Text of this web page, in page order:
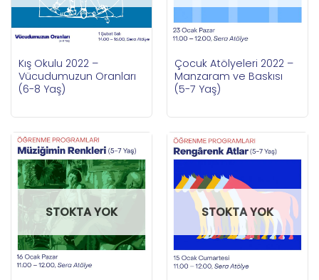
Kış Okulu 2022 –
Vücudumuzun Oranları
(6-8 Yaş)
Çocuk Atölyeleri 2022 –
Manzaram ve Baskısı
(5-7 Yaş)
STOKTA YOK STOKTA YOK